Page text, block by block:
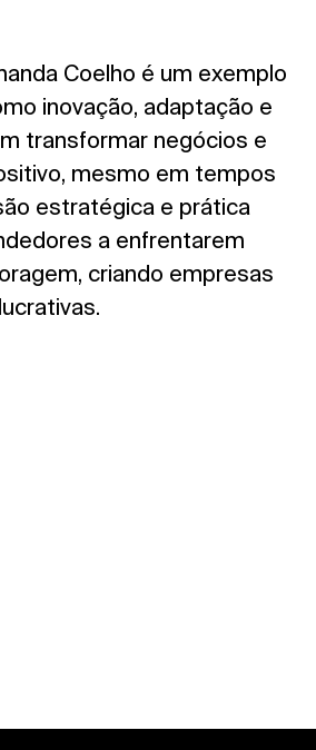
Coelho é um exemplo
inovação, adaptação e
transformar negócios e
mesmo em tempos
estratégica e prática
a enfrentarem
criando empresas